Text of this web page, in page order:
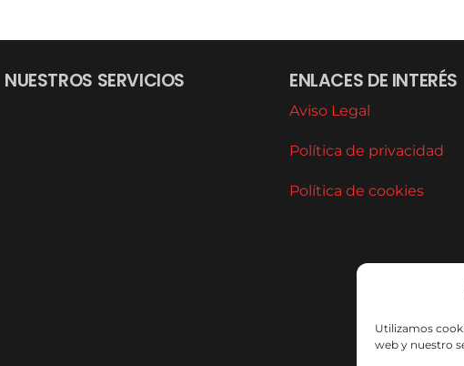
Utilizamos
web y nuestro
NUESTROS SERVICIOS ENLACES DE INTERÉS
Aviso Legal
Política de privacidad
Política de cookies